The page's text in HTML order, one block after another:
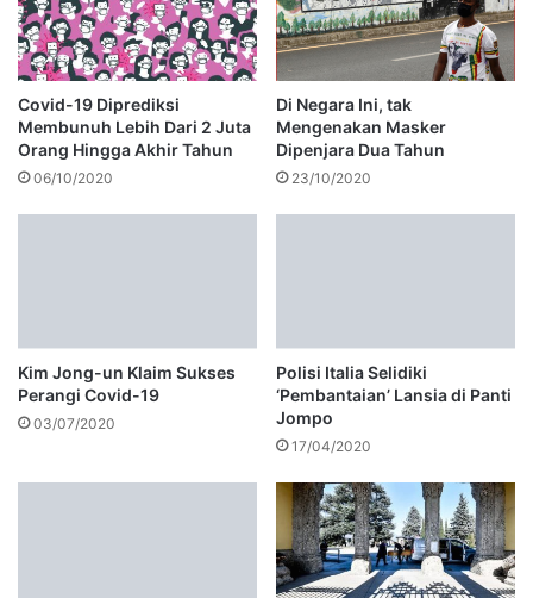
Covid-19 Diprediksi
Membunuh Lebih Dari 2 Juta
Orang Hingga Akhir Tahun
06/10/2020
Di Negara Ini, tak
Mengenakan Masker
Dipenjara Dua Tahun
23/10/2020
Kim Jong-un Klaim Sukses
Perangi Covid-19
03/07/2020
Polisi Italia Selidiki
‘Pembantaian’ Lansia di Panti
Jompo
17/04/2020